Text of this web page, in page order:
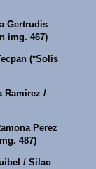
Gertrudis
img. 467)
(*Solis
Ramirez /
Perez
487)
/ Silao